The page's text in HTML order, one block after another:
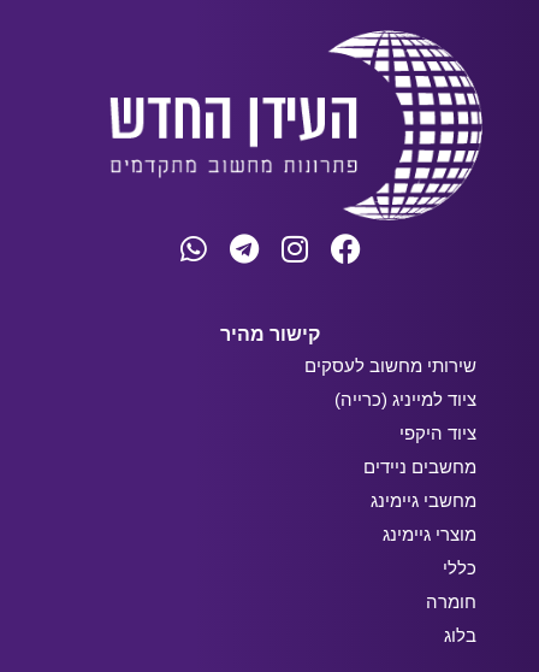
קישור מהיר
שירותי מחשוב לעסקים
ציוד למייניג (כרייה)
ציוד היקפי
מחשבים ניידים
מחשבי גיימינג
מוצרי גיימינג
כללי
חומרה
בלוג